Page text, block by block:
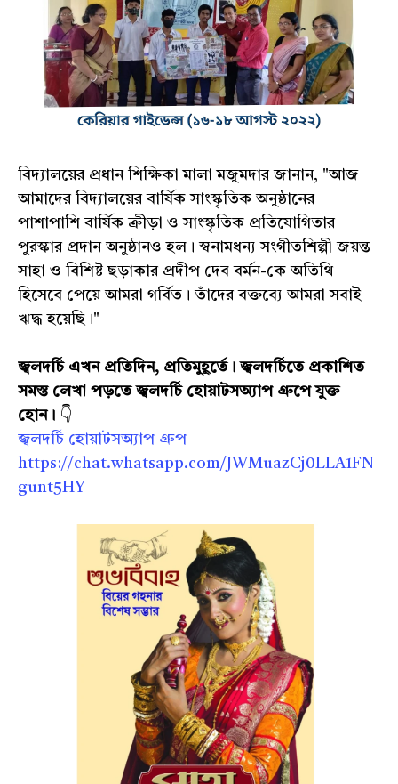
বিদ্যালয়ের প্রধান শিক্ষিকা মালা মজুমদার জানান, "আজ
আমাদের বিদ্যালয়ের বার্ষিক সাংস্কৃতিক অনুষ্ঠানের
পাশাপাশি বার্ষিক ক্রীড়া ও সাংস্কৃতিক প্রতিযোগিতার
পুরস্কার প্রদান অনুষ্ঠানও হল। স্বনামধন্য সংগীতশিল্পী জয়ন্ত
সাহা ও বিশিষ্ট ছড়াকার প্রদীপ দেব বর্মন-কে অতিথি
হিসেবে পেয়ে আমরা গর্বিত। তাঁদের বক্তব্যে আমরা সবাই
ঋদ্ধ হয়েছি।"
জ্বলদর্চি এখন প্রতিদিন, প্রতিমুহূর্তে। জ্বলদর্চিতে প্রকাশিত
সমস্ত লেখা পড়তে জ্বলদর্চি হোয়াটসঅ্যাপ গ্রুপে যুক্ত
হোন। 👇
জ্বলদর্চি হোয়াটসঅ্যাপ গ্রুপ
https://chat.whatsapp.com/JWMuazCj0LLA1FN
gunt5HY